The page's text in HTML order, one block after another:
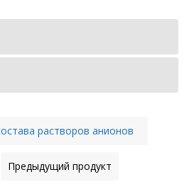
растворов анионов
Предыдущий продукт